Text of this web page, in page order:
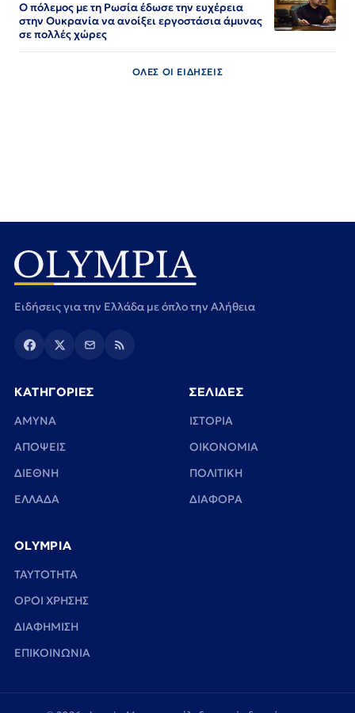
Ο πόλεμος με τη Ρωσία έδωσε την ευχέρεια
στην Ουκρανία να ανοίξει εργοστάσια άμυνας
σε πολλές χώρες
ΟΛΕΣ ΟΙ ΕΙΔΗΣΕΙΣ
Ειδήσεις για την Ελλάδα με όπλο την Αλήθεια
ΚΑΤΗΓΟΡΙΕΣ
ΑΜΥΝΑ
ΑΠΟΨΕΙΣ
ΔΙΕΘΝΗ
ΕΛΛΑΔΑ
ΣΕΛΙΔΕΣ
ΙΣΤΟΡΙΑ
ΟΙΚΟΝΟΜΙΑ
ΠΟΛΙΤΙΚΗ
ΔΙΑΦΟΡΑ
OLYMPIA
TAYTOTHTA
ΟΡΟΙ ΧΡΗΣΗΣ
ΔΙΑΦΗΜΙΣΗ
ΕΠΙΚΟΙΝΩΝΙΑ